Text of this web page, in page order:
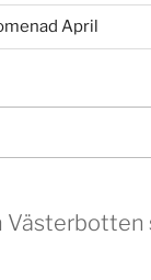
April
Västerbotten